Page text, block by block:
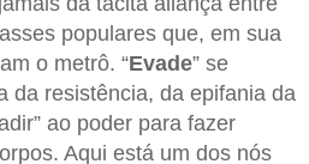
populares que, em sua
o metrô. “Evade” se
da resistência, da epifania da
ao poder para fazer
Aqui está um dos nós